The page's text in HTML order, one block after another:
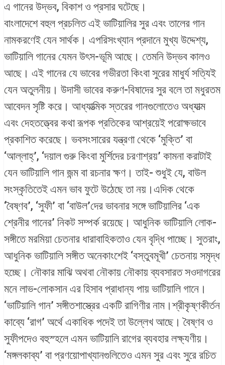
এ গানের উদ্ভব, বিকাশ ও প্রসার ঘটেছে।
বাংলাদেশে বহুল প্রচলিত এই ভাটিয়ালির সুর এবং তালের গান
নামকরণেই যেন সার্থক। এপরিসংখ্যান প্রদানে মুখ্য উদ্দেশ্য,
ভাটিয়ালি গানের যেমন উৎস-ভূমি আছে। তেমনি উদ্ভব কালও
আছে। এই গানের যে ভাবের গভীরতা কিংবা সুরের মাধুর্য সত্যিই
যেন অতুলনীয়। উদাসী ভাবের করুণ-বিষাদের সুর বলে তা মধুরতম
আবেদন সৃষ্টি করে। আধ্যাত্মিক স্তরের গানগুলোতেও অধ্যাত্ম
এবং দেহতত্ত্বের কথা রূপক প্রতিকের আশ্রয়েই পরোক্ষভাবে
প্রকাশিত করেছে। ভবসংসারের যন্ত্রণা থেকে ‘মুক্তি’ বা
‘আল্লাহ্’, ‘দয়াল গুরু কিংবা মুর্শিদের চরণাশ্রয়’ কামনা করাটাই
যেন ভাটিয়ালি গান জন্ম বা রচনার ক্ষণ। তাই- শুধুই যে, বাউল
সংস্কৃতিতেই এমন ভাব ফুটে উঠেছে তা নয়।এদিক থেকে
‘বৈষ্ণব’, ‘সুফী’ বা ‘বাউল’দের ভাবনার সঙ্গে ভাটিয়ালির ‘এক
শ্রেনীর গানের’ নিকট সম্পর্ক রয়েছে। আধুনিক ভাটিয়ালি লোক-
সঙ্গীতে মরমিয়া চেতনার ধারাবাহিকতাও যেন বৃদ্ধি পাচ্ছে। সুতরাং,
আধুনিক ভাটিয়ালি সঙ্গীত অনেকাংশেই ‘বস্তুবমূখী’ চেতনায় সমৃদ্ধ
হচ্ছে। নৌকার মাঝি অথবা নৌকায় নৌকায় ব্যবসারত সওদাগরের
মনে লাভ-লোকসান এর হিসাব প্রাধান্য পায় ভাটিয়ালি গানে।
‘ভাটিয়ালি গান’ সঙ্গীতশাস্ত্রের একটি রাগিণীর নাম।শ্রীকৃষ্ণকীর্তন
কাব্যে ‘রাগ’ অর্থে একাধিক পদেই তা উল্লেখ আছে। বৈষ্ণব ও
সুফীপদেও বহুস্হলে এমন ভাটিয়ালি রাগের ব্যবহার লক্ষ্যণীয়।
‘মঙ্গলকাব্য’ বা প্রণয়োপাখ্যানগুলিতেও এমন সুর এবং সুরে রচিত